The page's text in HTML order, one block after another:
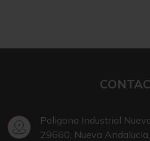
Poligono Industrial
29660, Nueva